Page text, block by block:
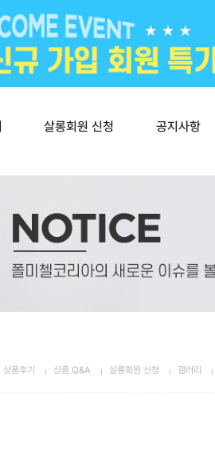
살롱회원 신청 공지사항
상품후기 상품 Q&A 살롱회원 신청 갤러리